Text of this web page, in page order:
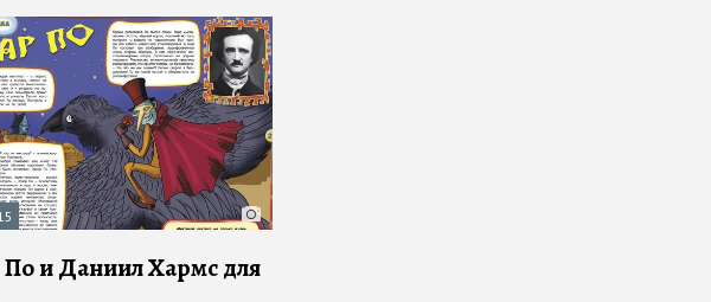
По и Даниил Хармс для